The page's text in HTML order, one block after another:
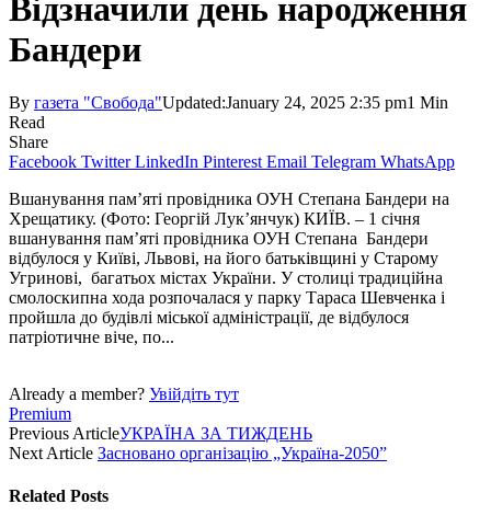
Відзначили день народження
Бандери
By газета "Свобода"Updated:January 24, 2025 2:35 pm1 Min
Read
Share
Facebook Twitter LinkedIn Pinterest Email Telegram WhatsApp
Вшанування пам’яті провідника ОУН Степана Бандери на
Хрещатику. (Фото: Георгій Лук’янчук) КИЇВ. – 1 січня
вшанування пам’яті провідника ОУН Степана Бандери
відбулося у Київі, Львові, на його батьківщині у Старому
Угринові, багатьох містах України. У столиці традиційна
смолоскипна хода розпочалася у парку Тараса Шев­ченка і
пройшла до будівлі міської адміністрації, де відбулося
патріотичне віче, по...
Already a member? Увійдіть тут
Premium
Previous ArticleУКРАЇНА ЗА ТИЖДЕНЬ
Next Article Засновано організацію „Україна-2050”
Related Posts